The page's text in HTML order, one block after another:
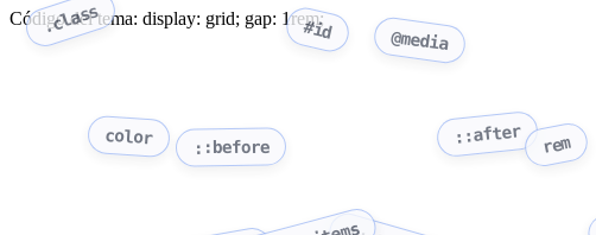
Código del tema: display: grid; gap: 1rem;
.class #id @media
color ::before
::after rem